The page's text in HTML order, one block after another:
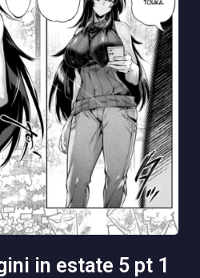
in estate 5 pt 1